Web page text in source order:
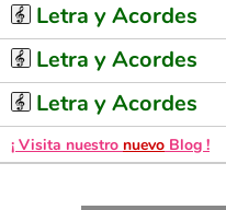
Letra y Acordes
Letra y Acordes
Letra y Acordes
¡ Visita nuestro nuevo Blog !